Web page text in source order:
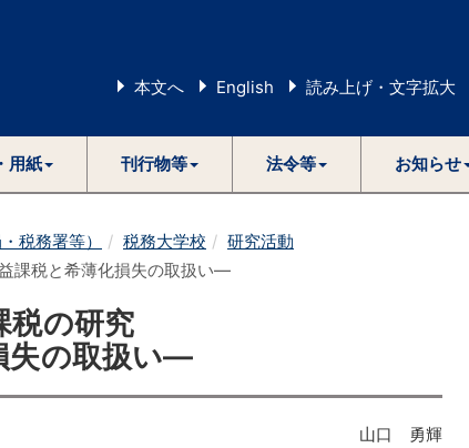
本文へ English 読み上げ・文字拡大
用紙 刊行物等 法令等 お知らせ
税務署等） 税務大学校
研究活動
課税と希薄化損失の取扱い―
税の研究
失の取扱い―
山口 勇輝